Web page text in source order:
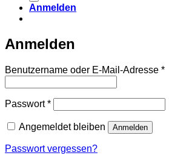
Anmelden
Anmelden
Benutzername oder E-Mail-Adresse *
Passwort*Erforderlich
Angemeldet bleiben Anmelden
Passwort vergessen?